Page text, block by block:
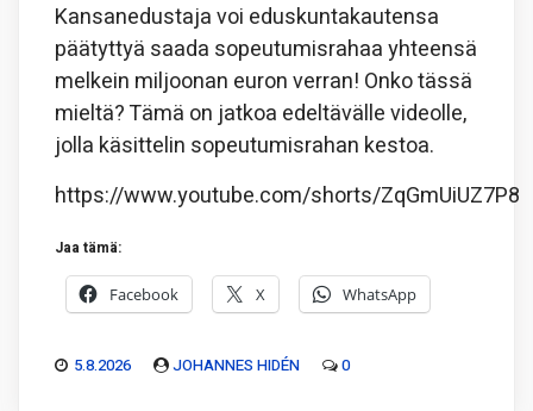
Kansanedustaja voi eduskuntakautensa
päätyttyä saada sopeutumisrahaa yhteensä
melkein miljoonan euron verran! Onko tässä
mieltä? Tämä on jatkoa edeltävälle videolle,
jolla käsittelin sopeutumisrahan kestoa.
https://www.youtube.com/shorts/ZqGmUiUZ7P8
Jaa tämä:
Facebook X WhatsApp
5.8.2026 JOHANNES HIDÉN 0